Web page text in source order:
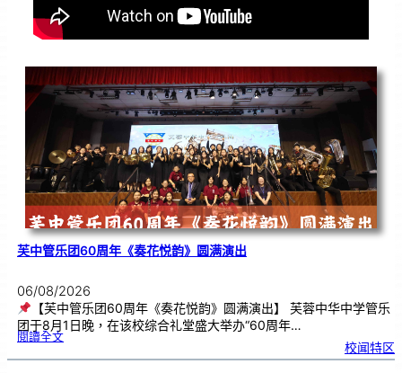
芙中管乐团60周年《奏花悦韵》圆满演出
06/08/2026
【芙中管乐团60周年《奏花悦韵》圆满演出】 芙蓉中华中学管乐
团于8月1日晚，在该校综合礼堂盛大举办“60周年…
閱讀全文:芙
乐
校闻特区